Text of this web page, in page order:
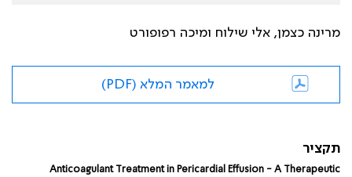
מרינה כצמן, אלי שילוח ומיכה רפופורט
למאמר המלא (PDF)
תקציר
Anticoagulant Treatment in Pericardial Effusion - A Therapeutic